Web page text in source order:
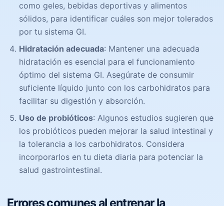
como geles, bebidas deportivas y alimentos
sólidos, para identificar cuáles son mejor tolerados
por tu sistema GI.
Hidratación adecuada: Mantener una adecuada
hidratación es esencial para el funcionamiento
óptimo del sistema GI. Asegúrate de consumir
suficiente líquido junto con los carbohidratos para
facilitar su digestión y absorción.
Uso de probióticos: Algunos estudios sugieren que
los probióticos pueden mejorar la salud intestinal y
la tolerancia a los carbohidratos. Considera
incorporarlos en tu dieta diaria para potenciar la
salud gastrointestinal.
Errores comunes al entrenar la